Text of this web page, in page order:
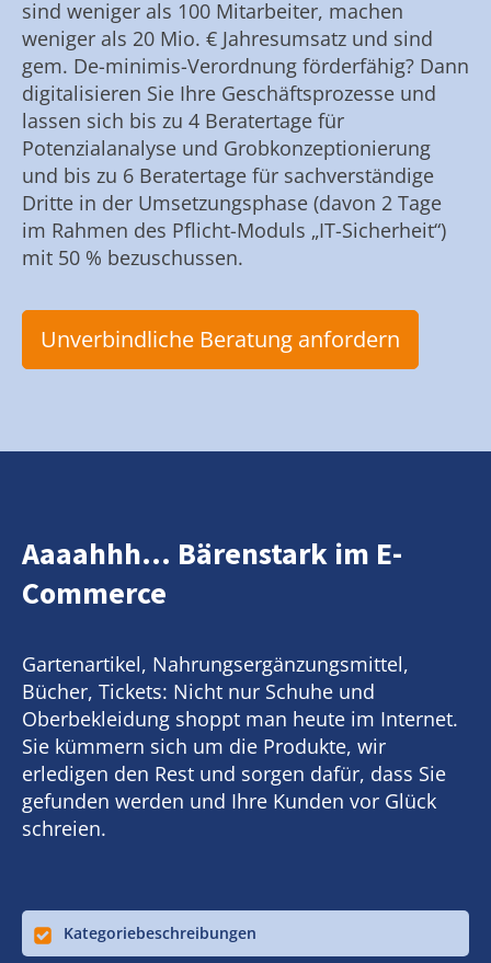
sind weniger als 100 Mitarbeiter, machen
weniger als 20 Mio. € Jahresumsatz und sind
gem. De-minimis-Verordnung förderfähig? Dann
digitalisieren Sie Ihre Geschäftsprozesse und
lassen sich bis zu 4 Beratertage für
Potenzialanalyse und Grobkonzeptionierung
und bis zu 6 Beratertage für sachverständige
Dritte in der Umsetzungsphase (davon 2 Tage
im Rahmen des Pflicht-Moduls „IT-Sicherheit“)
mit 50 % bezuschussen.
Unverbindliche Beratung anfordern
Aaaahhh... Bärenstark im E-
Commerce
Gartenartikel, Nahrungsergänzungsmittel,
Bücher, Tickets: Nicht nur Schuhe und
Oberbekleidung shoppt man heute im Internet.
Sie kümmern sich um die Produkte, wir
erledigen den Rest und sorgen dafür, dass Sie
gefunden werden und Ihre Kunden vor Glück
schreien.
Kategoriebeschreibungen